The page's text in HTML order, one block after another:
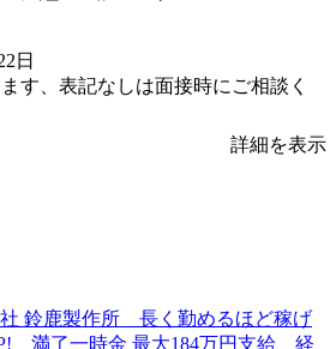
日
す、表記なしは面接時にご相談く
詳細を表示